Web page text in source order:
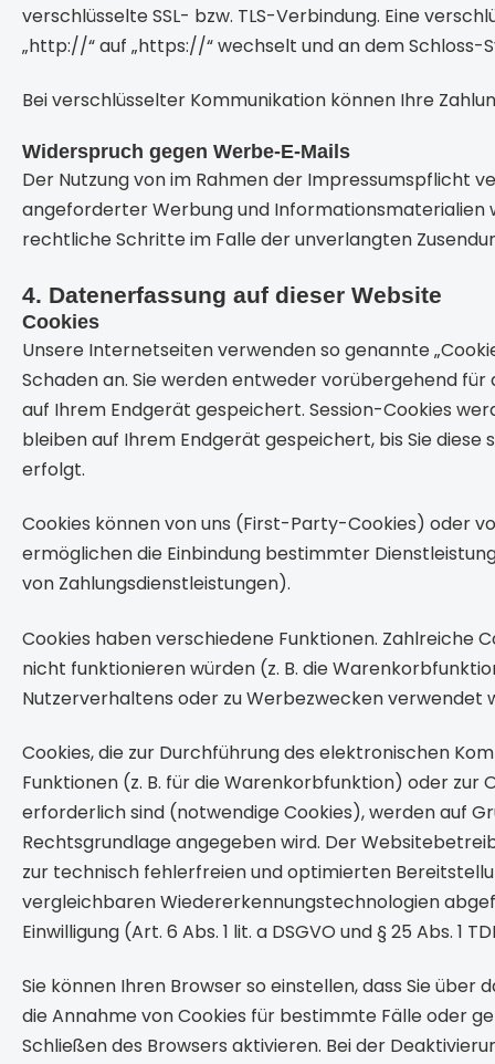
verschlüsselte SSL- bzw. TLS-Verbindung. Eine
„http://“ auf „https://“ wechselt und an dem Schloss-
Bei verschlüsselter Kommunikation können Ihre
Widerspruch gegen Werbe-E-Mails
Der Nutzung von im Rahmen der Impressumspflicht
angeforderter Werbung und Informationsmaterialien
rechtliche Schritte im Falle der unverlangten
4. Datenerfassung auf dieser Website
Cookies
Unsere Internetseiten verwenden so genannte
Schaden an. Sie werden entweder vorübergehend
auf Ihrem Endgerät gespeichert. Session-Cookies
bleiben auf Ihrem Endgerät gespeichert, bis Sie
erfolgt.
Cookies können von uns (First-Party-Cookies) oder
ermöglichen die Einbindung bestimmter
von Zahlungsdienstleistungen).
Cookies haben verschiedene Funktionen. Zahlreiche
nicht funktionieren würden (z. B. die
Nutzerverhaltens oder zu Werbezwecken verwendet
Cookies, die zur Durchführung des elektronischen
Funktionen (z. B. für die Warenkorbfunktion) oder zur
erforderlich sind (notwendige Cookies), werden auf
Rechtsgrundlage angegeben wird. Der
zur technisch fehlerfreien und optimierten
vergleichbaren Wiedererkennungs­technologien
Einwilligung (Art. 6 Abs. 1 lit. a DSGVO und § 25 Abs. 1
Sie können Ihren Browser so einstellen, dass Sie
die Annahme von Cookies für bestimmte Fälle oder
Schließen des Browsers aktivieren. Bei der